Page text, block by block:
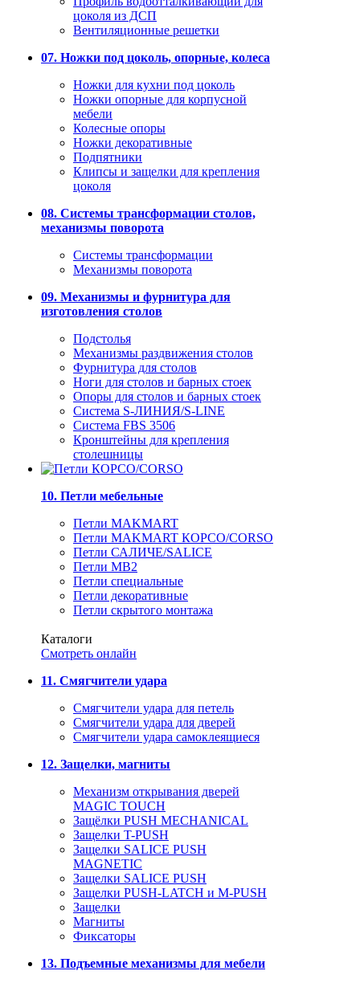
цоколя из ДСП
Вентиляционные решетки
07. Ножки под цоколь, опорные, колеса
Ножки для кухни под цоколь
Ножки опорные для корпусной
мебели
Колесные опоры
Ножки декоративные
Подпятники
Клипсы и защелки для крепления
цоколя
08. Системы трансформации столов,
механизмы поворота
Системы трансформации
Механизмы поворота
09. Механизмы и фурнитура для
изготовления столов
Подстолья
Механизмы раздвижения столов
Фурнитура для столов
Ноги для столов и барных стоек
Опоры для столов и барных стоек
Система S-ЛИНИЯ/S-LINE
Система FBS 3506
Кронштейны для крепления
столешницы
10. Петли мебельные
Петли MAKMART
Петли MAKMART КОРСО/CORSO
Петли САЛИЧЕ/SALICE
Петли MB2
Петли специальные
Петли декоративные
Петли скрытого монтажа
Каталоги
Смотреть онлайн
11. Смягчители удара
Смягчители удара для петель
Смягчители удара для дверей
Cмягчители удара самоклеящиеся
12. Защелки, магниты
Механизм открывания дверей
MAGIC TOUCH
Защёлки PUSH MECHANICAL
Защелки T-PUSH
Защелки SALICE PUSH
MAGNETIC
Защелки SALICE PUSH
Защелки PUSH-LATCH и M-PUSH
Защелки
Магниты
Фиксаторы
13. Подъемные механизмы для мебели